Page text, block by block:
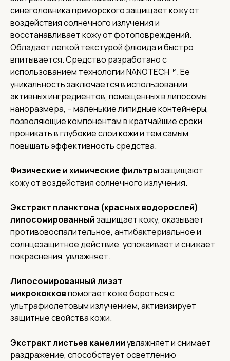
синеголовника приморского защищает кожу от
воздействия солнечного излучения и
восстанавливает кожу от фотоповреждений.
Обладает легкой текстурой флюида и быстро
впитывается. Средство разработано с
использованием технологии NANOTECH™. Ее
уникальность заключается в использовании
активных ингредиентов, помещенных в липосомы
наноразмера, – маленькие липидные контейнеры,
позволяющие компонентам в кратчайшие сроки
проникать в глубокие слои кожи и тем самым
повышать эффективность средства.
Физические и химические фильтрызащищают
кожу от воздействия солнечного излучения.
Экстракт планктона (красных водорослей)
липосомированныйзащищает кожу, оказывает
противовоспалительное, антибактериальное и
солнцезащитное действие, успокаивает и снижает
покраснения, увлажняет.
Липосомированный лизат
микрококковпомогает коже бороться с
ультрафиолетовым излучением, активизирует
защитные свойства кожи.
Экстракт листьев камелииувлажняет и снимает
раздражение, способствует осветлению